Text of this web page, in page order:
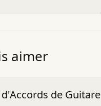
aimer
de Guitare